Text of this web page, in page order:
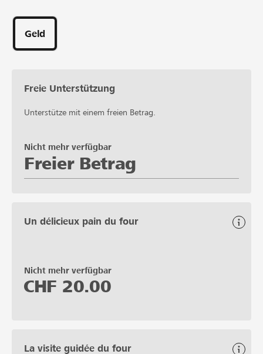
Unterstützungen
Geld
Freie Unterstützung
Unterstütze mit einem freien Betrag.
Freier Betrag
Nicht mehr verfügbar
Un délicieux pain du four
Nicht mehr verfügbar
CHF 20.00
La visite guidée du four